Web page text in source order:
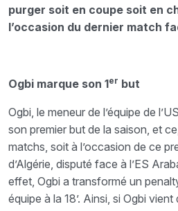
purger soit en coupe soit en
l’occasion du dernier match
Ogbi marque son 1er but
Ogbi, le meneur de l’équipe de
son premier but de la saison, et
matchs, soit à l’occasion de ce
d’Algérie, disputé face à l’ES
effet, Ogbi a transformé un
équipe à la 18’. Ainsi, si Ogbi